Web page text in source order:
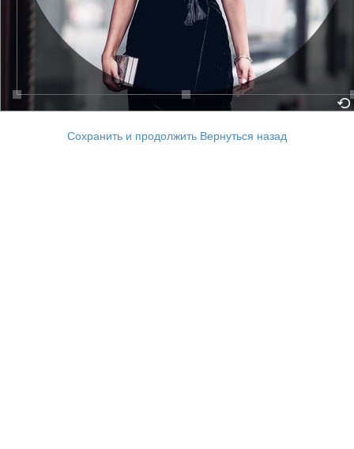
Сохранить и продолжить Вернуться назад